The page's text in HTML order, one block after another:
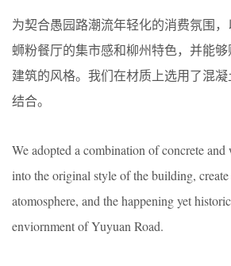
为契合愚园路潮流年轻化的消费氛围
蛳粉餐厅的集市感和柳州特色，并能
建筑的风格。我们在材质上选用了混
结合。
We adopted a combination of concrete
into the original style of the building, create
atomosphere, and the happening yet historic
enviornment of Yuyuan Road.